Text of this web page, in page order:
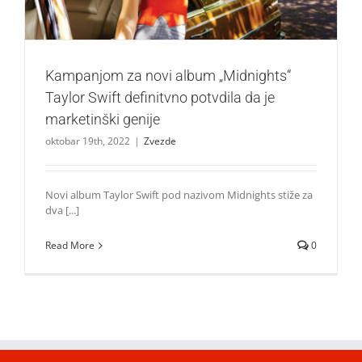
Kampanjom za novi album „Midnights“
Taylor Swift definitvno potvdila da je
marketinški genije
oktobar 19th, 2022 | Zvezde
Novi album Taylor Swift pod nazivom Midnights stiže za
dva [...]
Read More 0